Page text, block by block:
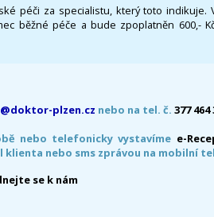
péči za specialistu, který toto indikuje.
běžné péče a bude zpoplatněn 600,-
plzen.cz nebo na tel. č. 377 464
nebo telefonicky vystavíme e-
klienta nebo sms zprávou na mobilní
se k nám